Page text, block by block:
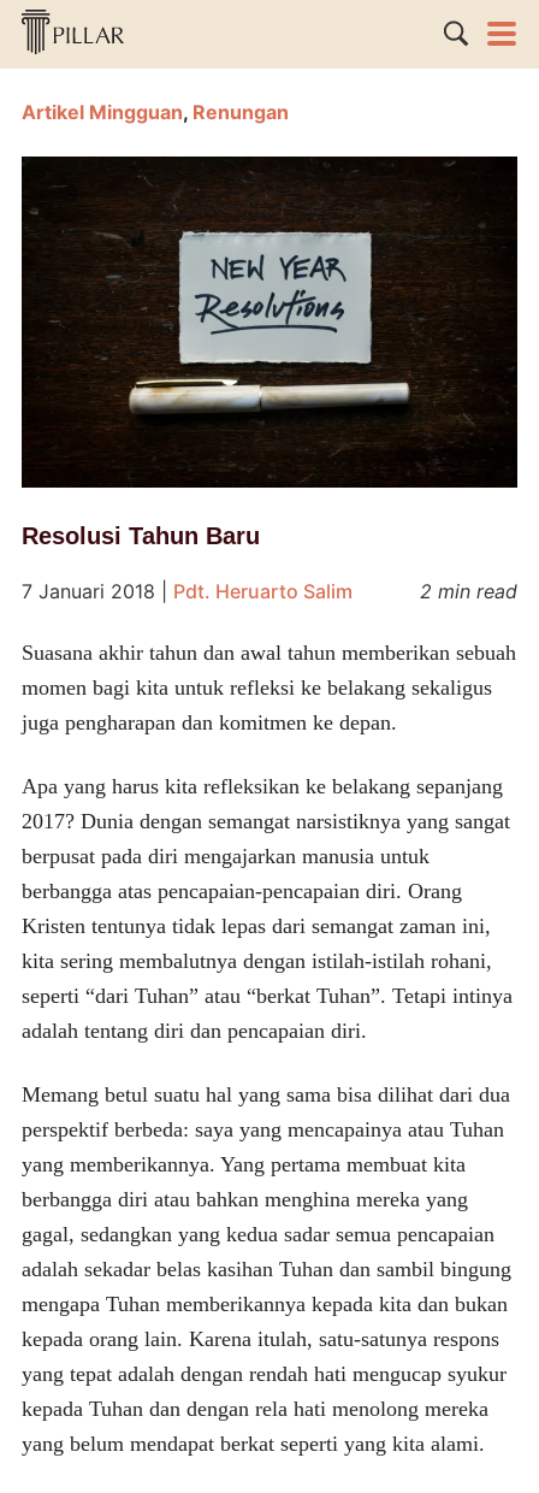
Artikel Mingguan, Renungan
Resolusi Tahun Baru
7 Januari 2018 Pdt. Heruarto Salim 2 min read
Suasana akhir tahun dan awal tahun memberikan sebuah
momen bagi kita untuk refleksi ke belakang sekaligus
juga pengharapan dan komitmen ke depan.
Apa yang harus kita refleksikan ke belakang sepanjang
2017? Dunia dengan semangat narsistiknya yang sangat
berpusat pada diri mengajarkan manusia untuk
berbangga atas pencapaian-pencapaian diri. Orang
Kristen tentunya tidak lepas dari semangat zaman ini,
kita sering membalutnya dengan istilah-istilah rohani,
seperti “dari Tuhan” atau “berkat Tuhan”. Tetapi intinya
adalah tentang diri dan pencapaian diri.
Memang betul suatu hal yang sama bisa dilihat dari dua
perspektif berbeda: saya yang mencapainya atau Tuhan
yang memberikannya. Yang pertama membuat kita
berbangga diri atau bahkan menghina mereka yang
gagal, sedangkan yang kedua sadar semua pencapaian
adalah sekadar belas kasihan Tuhan dan sambil bingung
mengapa Tuhan memberikannya kepada kita dan bukan
kepada orang lain. Karena itulah, satu-satunya respons
yang tepat adalah dengan rendah hati mengucap syukur
kepada Tuhan dan dengan rela hati menolong mereka
yang belum mendapat berkat seperti yang kita alami.